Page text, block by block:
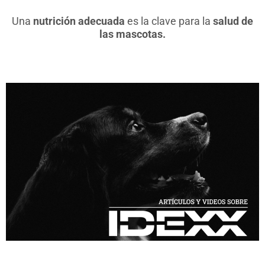
Una nutrición adecuada es la clave para la salud de
las mascotas.